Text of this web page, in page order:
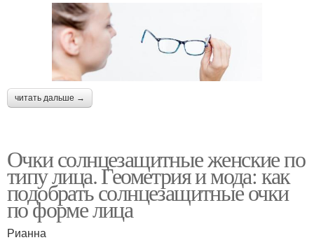
читать дальше →
Очки солнцезащитные женские по
типу лица. Геометрия и мода: как
подобрать солнцезащитные очки
по форме лица
Рианна